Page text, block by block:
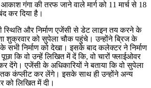
गंगा की तरफ जाने वाले मार्ग को 11 मार्च से 18
कर दिया है।
स्थिति और निर्माण एजेंसी से डेट लाइन तय करने के
शुक्रवार को सुपेला चौक पहुंचे। उन्होंने ब्रिज के
निर्माण को देखा। इसके बाद कलेक्टर ने निर्माण
कि वो उन्हें लिखित में दें कि, वो चारों फ्लाईओवर
देंगे। एजेंसी के अधिकारियों ने बताया कि वो सुपेला
तक कंप्लीट कर लेंगे। इसके साथ ही उन्होंने अन्य
को लिखित में दी।